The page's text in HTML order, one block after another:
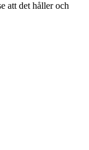
att det håller och